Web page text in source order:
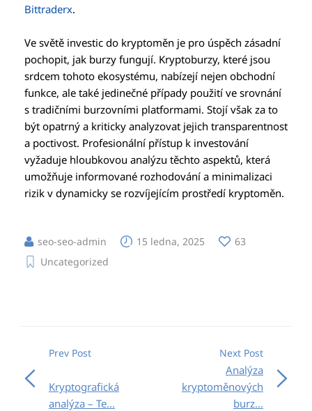
Bittraderx.
Ve světě investic do kryptoměn je pro úspěch zásadní
pochopit, jak burzy fungují. Kryptoburzy, které jsou
srdcem tohoto ekosystému, nabízejí nejen obchodní
funkce, ale také jedinečné případy použití ve srovnání
s tradičními burzovními platformami. Stojí však za to
být opatrný a kriticky analyzovat jejich transparentnost
a poctivost. Profesionální přístup k investování
vyžaduje hloubkovou analýzu těchto aspektů, která
umožňuje informované rozhodování a minimalizaci
rizik v dynamicky se rozvíjejícím prostředí kryptoměn.
seo-seo-admin 15 ledna, 2025
63
Uncategorized
Prev Post
Kryptografická
analýza – Te...
Next Post
Analýza
kryptoměnových
burz...